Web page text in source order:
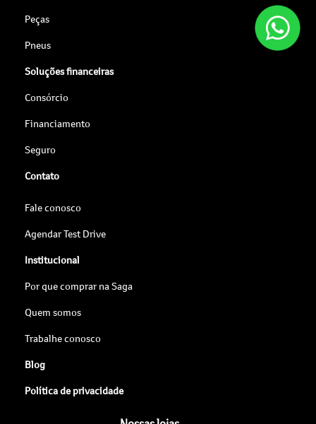
Peças
Pneus
Soluções financeiras
Consórcio
Financiamento
Seguro
Contato
Fale conosco
Agendar Test Drive
Institucional
Por que comprar na Saga
Quem somos
Trabalhe conosco
Blog
Política de privacidade